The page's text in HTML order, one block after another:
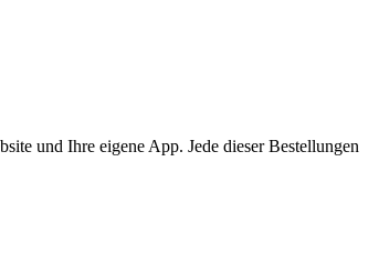
und Ihre eigene App. Jede dieser Bestellungen